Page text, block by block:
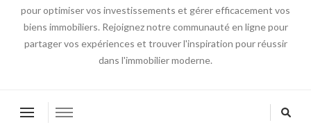
pour optimiser vos investissements et gérer efficacement vos
biens immobiliers. Rejoignez notre communauté en ligne pour
partager vos expériences et trouver l'inspiration pour réussir
dans l'immobilier moderne.